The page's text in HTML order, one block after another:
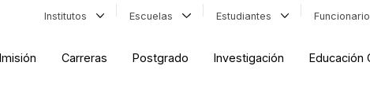
Institutos Escuelas Estudiantes
Carreras Postgrado Investigación Educación